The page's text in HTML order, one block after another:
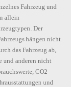
Fahrzeug und
allein
Der
hängen nicht
das Fahrzeug ab,
und anderen nicht
CO2-
und